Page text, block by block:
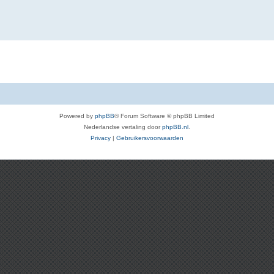
Powered by phpBB® Forum Software © phpBB Limited
Nederlandse vertaling doorphpBB.nl
Privacy | Gebruikersvoorwaarden